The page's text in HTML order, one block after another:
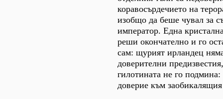
коравосърдечието на
изобщо да беше чувал за
император. Една
реши окончателно и го
сам: щурият ирландец
доверителни
гилотината не го
доверие към